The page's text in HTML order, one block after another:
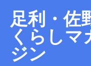
足利・佐
くらしマ
ジン